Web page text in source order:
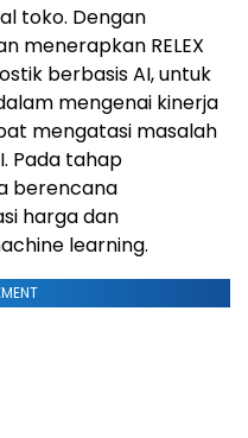
toko. Dengan
menerapkan RELEX
berbasis AI, untuk
mengenai kinerja
mengatasi masalah
Pada tahap
berencana
harga dan
learning.